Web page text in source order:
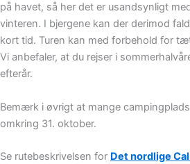
på havet, så her det er usandsynligt
vinteren. I bjergene kan der derimod
kort tid. Turen kan med forbehold for
Vi anbefaler, at du rejser i
efterår.
Bemærk i øvrigt at mange
omkring 31. oktober.
Se rutebeskrivelsen for Det nordlige